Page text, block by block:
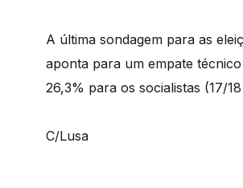
A última sondagem para as
aponta para um empate
26,3% para os socialistas (17/
C/Lusa